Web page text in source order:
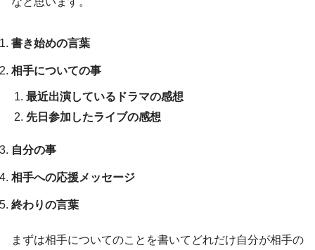
書き始めの言葉
相手についての事
最近出演しているドラマの感想
先日参加したライブの感想
自分の事
相手への応援メッセージ
終わりの言葉
まずは相手についてのことを書いてどれだけ自分が相手の